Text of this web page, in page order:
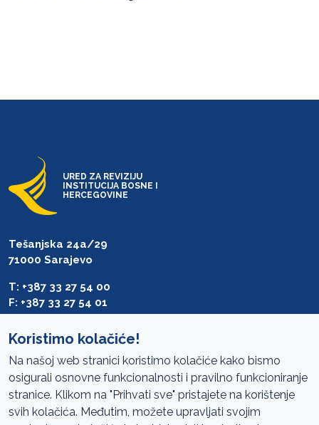
URED ZA REVIZIJU
INSTITUCIJA BOSNE I
HERCEGOVINE
Tešanjska 24a/29
71000 Sarajevo
T: +387 33 27 54 00
F: +387 33 27 54 01
Pristup informacijama
Mapa sajta
Koristimo kolačiće!
Na našoj web stranici koristimo kolačiće kako bismo
osigurali osnovne funkcionalnosti i pravilno funkcioniranje
stranice. Klikom na "Prihvati sve" pristajete na korištenje
svih kolačića. Međutim, možete upravljati svojim